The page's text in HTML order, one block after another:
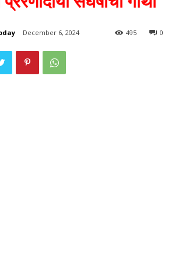
December 6, 2024 0
495